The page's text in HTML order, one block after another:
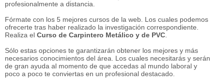
profesionalmente a distancia.
Fórmate con los 5 mejores cursos de la web. Los cuales podemos
ofrecerte tras haber realizado la investigación correspondiente.
Realiza el Curso de Carpintero Metálico y de PVC
Sólo estas opciones te garantizarán obtener los mejores y más
necesarios conocimientos del área. Los cuales necesitarás y serán
de gran ayuda al momento de que accedas al mundo laboral y
poco a poco te conviertas en un profesional destacado.